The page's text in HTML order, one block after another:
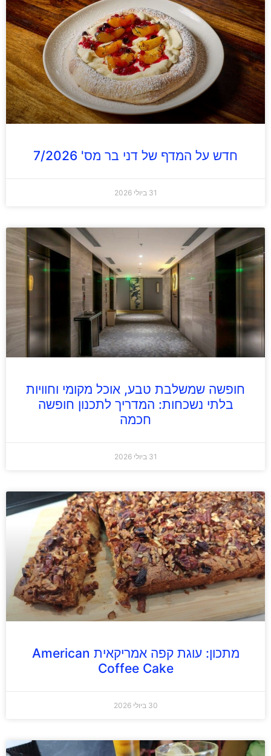
חדש על המדף של דני בר מס' 7/2026
31 ביולי 2026
חופשה שמשלבת טבע, אוכל מקומי וחוויות
בלתי נשכחות: המדריך לתכנון חופשה
חכמה
31 ביולי 2026
מתכון: עוגת קפה אמריקאית American
Coffee Cake
30 ביולי 2026